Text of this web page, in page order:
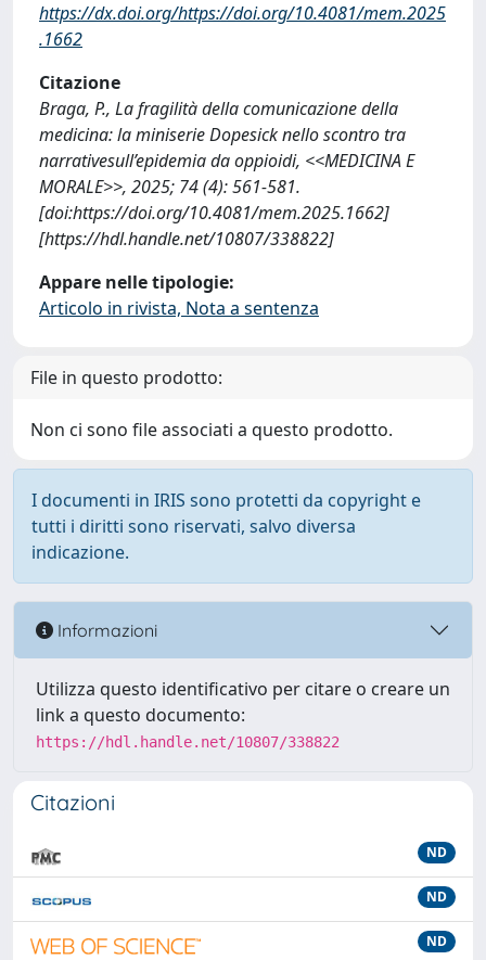
https://dx.doi.org/https://doi.org/10.4081/mem.2025
.1662
Citazione
Braga, P., La fragilità della comunicazione della
medicina: la miniserie Dopesick nello scontro tra
narrativesull’epidemia da oppioidi, <<MEDICINA E
MORALE>>, 2025; 74 (4): 561-581.
[doi:https://doi.org/10.4081/mem.2025.1662]
[https://hdl.handle.net/10807/338822]
Appare nelle tipologie:
Articolo in rivista, Nota a sentenza
File in questo prodotto:
Non ci sono file associati a questo prodotto.
I documenti in IRIS sono protetti da copyright e
tutti i diritti sono riservati, salvo diversa
indicazione.
Informazioni
Utilizza questo identificativo per citare o creare un
link a questo documento:
https://hdl.handle.net/10807/338822
Citazioni
ND
ND
ND